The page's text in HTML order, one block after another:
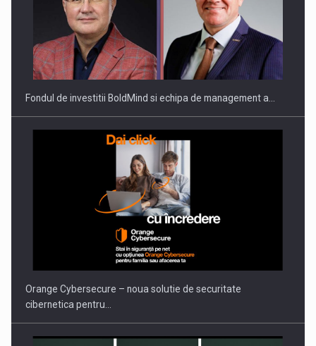
Fondul de investitii BoldMind si echipa de management a…
Orange Cybersecure – noua solutie de securitate
cibernetica pentru…